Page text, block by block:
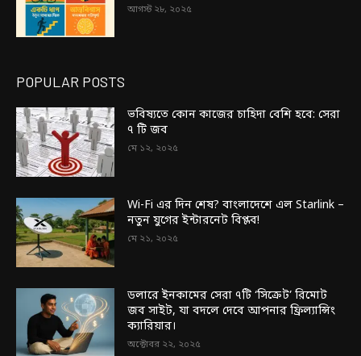
আগস্ট ২৮, ২০২৫
POPULAR POSTS
ভবিষ্যতে কোন কাজের চাহিদা বেশি হবে: সেরা
৭ টি জব
মে ১২, ২০২৫
Wi-Fi এর দিন শেষ? বাংলাদেশে এল Starlink –
নতুন যুগের ইন্টারনেট বিপ্লব!
মে ২১, ২০২৫
ডলারে ইনকামের সেরা ৭টি ‘সিক্রেট’ রিমোট
জব সাইট, যা বদলে দেবে আপনার ফ্রিল্যান্সিং
ক্যারিয়ার।
অক্টোবর ২২, ২০২৫